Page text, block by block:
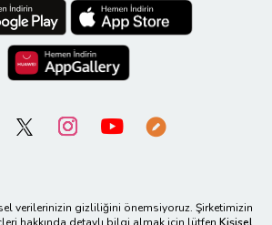
verilerinizin gizliliğini önemsiyoruz. Şirketimizin
hakkında detaylı bilgi almak için lütfen Kişisel